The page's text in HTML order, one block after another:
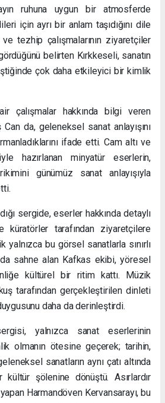
ruhuna uygun bir atmosferde
için ayrı bir anlam taşıdığını dile
tezhip çalışmalarının ziyaretçiler
belirten Kırkkeseli, sanatın
çok daha etkileyici bir kimlik
çalışmalar hakkında bilgi veren
da, geleneksel sanat anlayışını
ifade etti. Cam altı ve
hazırlanan minyatür eserlerin,
günümüz sanat anlayışıyla
sergide, eserler hakkında detaylı
tarafından ziyaretçilere
yalnızca bu görsel sanatlarla sınırlı
sahne alan Kafkas ekibi, yöresel
kültürel bir ritim kattı. Müzik
tarafından gerçekleştirilen dinleti
daha da derinleştirdi.
yalnızca sanat eserlerinin
olmanın ötesine geçerek; tarihin,
sanatların aynı çatı altında
kültür şölenine dönüştü. Asırlardır
Harmandöven Kervansarayı, bu